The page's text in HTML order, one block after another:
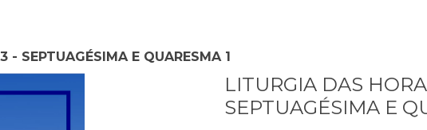
- SEPTUAGÉSIMA E QUARESMA 1
LITURGIA DAS
SEPTUAGÉSIMA E